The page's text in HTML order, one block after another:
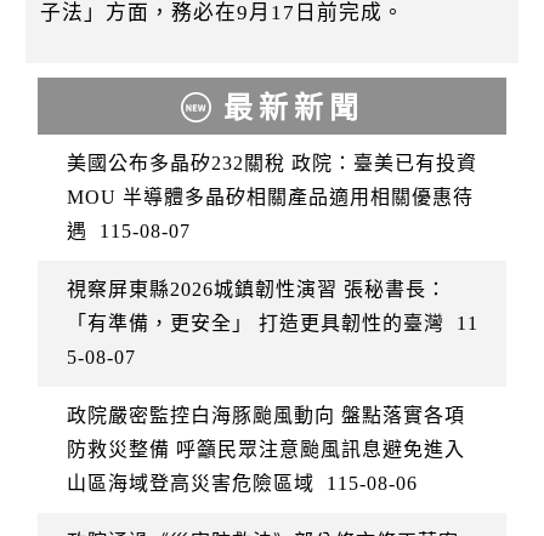
子法」方面，務必在9月17日前完成。
最新新聞
美國公布多晶矽232關稅 政院：臺美已有投資
MOU 半導體多晶矽相關產品適用相關優惠待
遇
115-08-07
視察屏東縣2026城鎮韌性演習 張秘書長：
「有準備，更安全」 打造更具韌性的臺灣
11
5-08-07
政院嚴密監控白海豚颱風動向 盤點落實各項
防救災整備 呼籲民眾注意颱風訊息避免進入
山區海域登高災害危險區域
115-08-06